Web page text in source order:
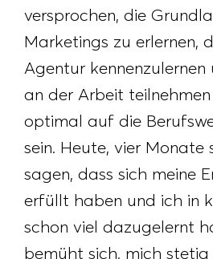
versprochen, die
Marketings zu erlernen,
Agentur
an der Arbeit
optimal auf die
sein. Heute, vier Monate
sagen, dass sich meine
erfüllt haben und ich in
schon viel dazugelernt
bemüht sich, mich